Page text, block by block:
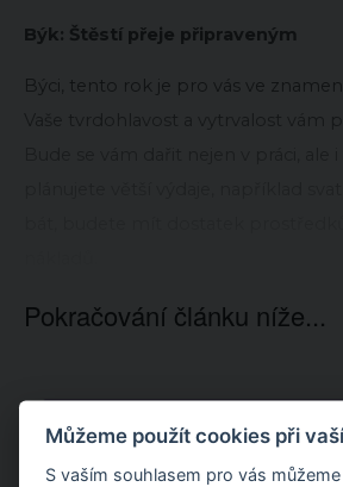
Býk: Štěstí přeje připraveným
Býci, tento rok je pro vás ve
Pokračování článku níže...
Můžeme použít cookies při
S vaším souhlasem pro vás